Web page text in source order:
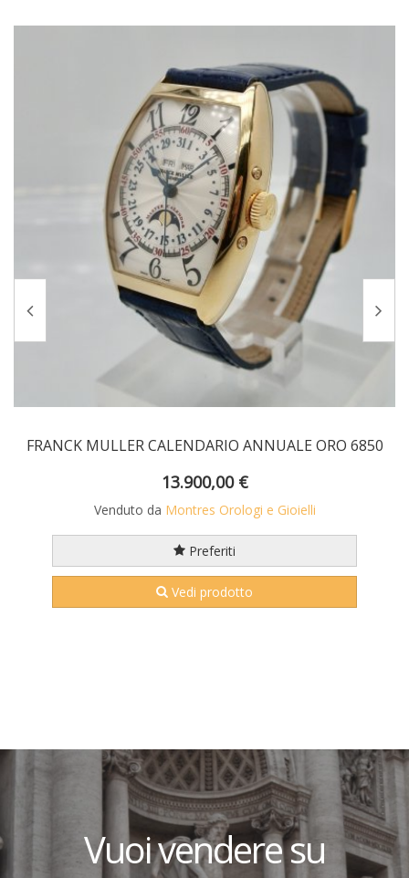
FRANCK MULLER CALENDARIO ANNUALE ORO 6850
13.900,00 €
Venduto da Montres Orologi e Gioielli
Preferiti
Vedi prodotto
Vuoi vendere su